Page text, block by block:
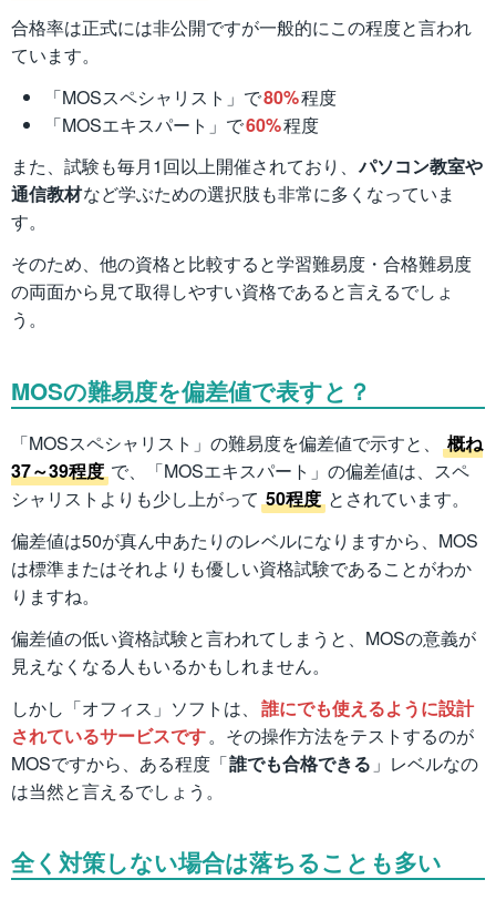
合格率は正式には非公開ですが一般的にこの程度と言われ
ています。
「MOSスペシャリスト」で80%程度
「MOSエキスパート」で60%程度
また、試験も毎月1回以上開催されており、 パソコン教室や
通信教材など学ぶための選択肢も非常に多くなっていま
す。
そのため、他の資格と比較すると学習難易度・合格難易度
の両面から見て取得しやすい資格であると言えるでしょ
う。
MOSの難易度を偏差値で表すと？
「MOSスペシャリスト」の難易度を偏差値で示すと、
概ね
37～39程度 で、「MOSエキスパート」の偏差値は、スペ
シャリストよりも少し上がって 50程度 とされています。
偏差値は50が真ん中あたりのレベルになりますから、MOS
は標準またはそれよりも優しい資格試験であることがわか
りますね。
偏差値の低い資格試験と言われてしまうと、MOSの意義が
見えなくなる人もいるかもしれません。
しかし「オフィス」ソフトは、 誰にでも使えるように設計
されているサービスです。その操作方法をテストするのが
MOSですから、ある程度「誰でも合格できる 」レベルなの
は当然と言えるでしょう。
全く対策しない場合は落ちることも多い